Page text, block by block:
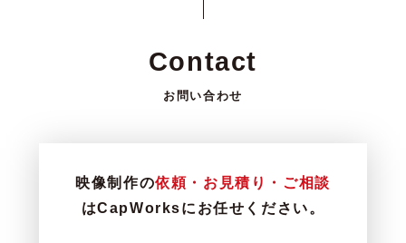
Contact
お問い合わせ
映像制作の依頼・お見積り・ご相談
はCapWorksにお任せください。